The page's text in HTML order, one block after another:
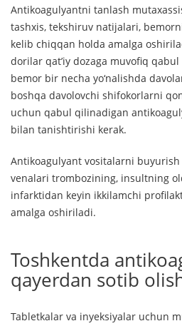
Antikoagulyantni tanlash
tashxis, tekshiruv natijalari,
kelib chiqqan holda amalga
dorilar qat’iy dozaga muvofiq
bemor bir necha yo‘nalishda
boshqa davolovchi shifokorlarni
uchun qabul qilinadigan
bilan tanishtirishi kerak.
Antikoagulyant vositalarni
venalari trombozining, insultning
infarktidan keyin ikkilamchi
amalga oshiriladi.
Toshkentda
qayerdan sotib
Tabletkalar va inyeksiyalar uchun